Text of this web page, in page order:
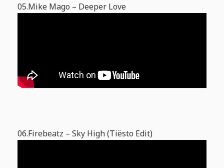
05.Mike Mago – Deeper Love
06.Firebeatz – Sky High (Tiësto Edit)